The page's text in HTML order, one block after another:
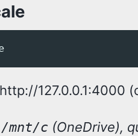
jekyll serve
127.0.0.1:4000
/mnt/c(OneDrive),